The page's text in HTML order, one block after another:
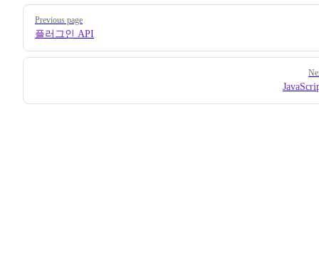
Pager
Previous page
플러그인 API